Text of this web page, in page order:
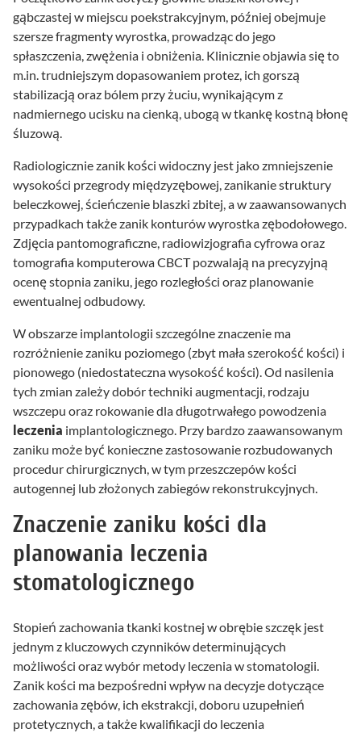
gąbczastej w miejscu poekstrakcyjnym, później obejmuje
szersze fragmenty wyrostka, prowadząc do jego
spłaszczenia, zwężenia i obniżenia. Klinicznie objawia się to
m.in. trudniejszym dopasowaniem protez, ich gorszą
stabilizacją oraz bólem przy żuciu, wynikającym z
nadmiernego ucisku na cienką, ubogą w tkankę kostną błonę
śluzową.
Radiologicznie zanik kości widoczny jest jako zmniejszenie
wysokości przegrody międzyzębowej, zanikanie struktury
beleczkowej, ścieńczenie blaszki zbitej, a w zaawansowanych
przypadkach także zanik konturów wyrostka zębodołowego.
Zdjęcia pantomograficzne, radiowizjografia cyfrowa oraz
tomografia komputerowa CBCT pozwalają na precyzyjną
ocenę stopnia zaniku, jego rozległości oraz planowanie
ewentualnej odbudowy.
W obszarze implantologii szczególne znaczenie ma
rozróżnienie zaniku poziomego (zbyt mała szerokość kości) i
pionowego (niedostateczna wysokość kości). Od nasilenia
tych zmian zależy dobór techniki augmentacji, rodzaju
wszczepu oraz rokowanie dla długotrwałego powodzenia
leczenia implantologicznego. Przy bardzo zaawansowanym
zaniku może być konieczne zastosowanie rozbudowanych
procedur chirurgicznych, w tym przeszczepów kości
autogennej lub złożonych zabiegów rekonstrukcyjnych.
Znaczenie zaniku kości dla
planowania leczenia
stomatologicznego
Stopień zachowania tkanki kostnej w obrębie szczęk jest
jednym z kluczowych czynników determinujących
możliwości oraz wybór metody leczenia w stomatologii.
Zanik kości ma bezpośredni wpływ na decyzje dotyczące
zachowania zębów, ich ekstrakcji, doboru uzupełnień
protetycznych, a także kwalifikacji do leczenia